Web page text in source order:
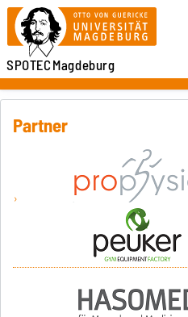
SPOTECMagdeburg
Partner